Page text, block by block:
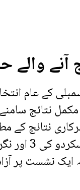
آنے والے
کے عام
مکمل نتائج
نتائج کے
نشست پر